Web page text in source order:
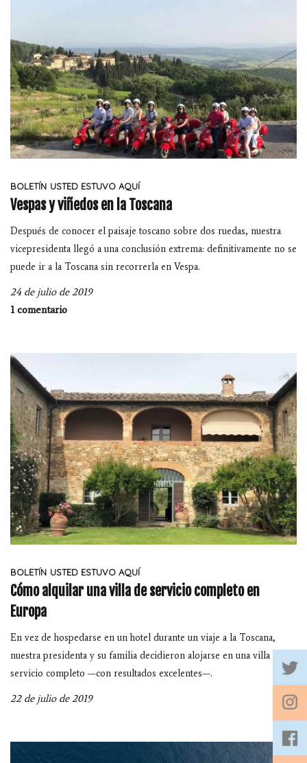
BOLETÍN USTED ESTUVO AQUÍ
Vespas y viñedos en la Toscana
Después de conocer el paisaje toscano sobre dos ruedas, nuestra
vicepresidenta llegó a una conclusión extrema: definitivamente no se
puede ir a la Toscana sin recorrerla en Vespa.
24 de julio de 2019
1 comentario
BOLETÍN USTED ESTUVO AQUÍ
Cómo alquilar una villa de servicio completo en
Europa
En vez de hospedarse en un hotel durante un viaje a la Toscana,
nuestra presidenta y su familia decidieron alojarse en una villa de
servicio completo —con resultados excelentes—.
22 de julio de 2019